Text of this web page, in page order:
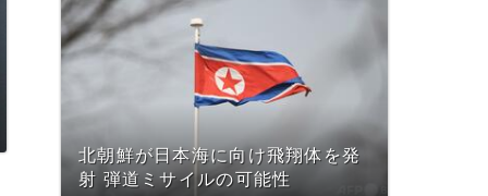
北朝鮮が日本海に向け飛翔体を発
射 弾道ミサイルの可能性